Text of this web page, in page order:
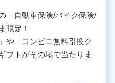
携会社の保険その他に関する
維持管理等の委託業務遂行の
関連する当社、株式会社NTT
ービスを案内、提供するため
ービス利用履歴、ウェブサイ
ご契約内容等のパーソナルデ
の趣味・嗜好・傾向に応じた
「自動車保険/バイク保険/
限定！
や「コンビニ無料引換ク
フトがその場で当たりま